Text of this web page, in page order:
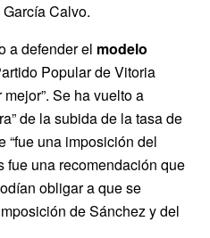
Calvo.
a defender el modelo
Popular de Vitoria
Se ha vuelto a
de la subida de la tasa de
“fue una imposición del
fue una recomendación que
obligar a que se
de Sánchez y del